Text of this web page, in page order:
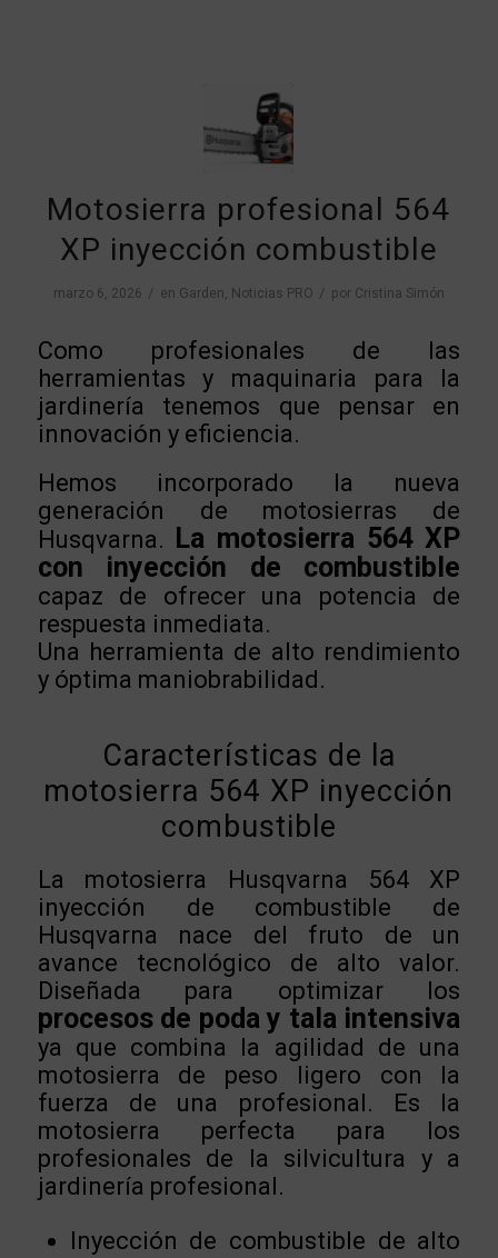
Motosierra profesional 564
XP inyección combustible
marzo 6, 2026 / en Garden Noticias PRO / por Cristina Simón
Como profesionales de las
herramientas y maquinaria para la
jardinería tenemos que pensar en
innovación y eficiencia.
Hemos incorporado la nueva
generación de motosierras de
Husqvarna.
La motosierra 564 XP
con inyección de combustible
capaz de ofrecer una potencia de
respuesta inmediata.
Una herramienta de alto rendimiento
y óptima maniobrabilidad.
Características de la
motosierra 564 XP inyección
combustible
La motosierra Husqvarna 564 XP
inyección de combustible de
Husqvarna nace del fruto de un
avance tecnológico de alto valor.
Diseñada para optimizar los
procesos de poda y tala intensiva
ya que combina la agilidad de una
motosierra de peso ligero con la
fuerza de una profesional. Es la
motosierra perfecta para los
profesionales de la silvicultura y a
jardinería profesional.
Inyección de combustible de alto